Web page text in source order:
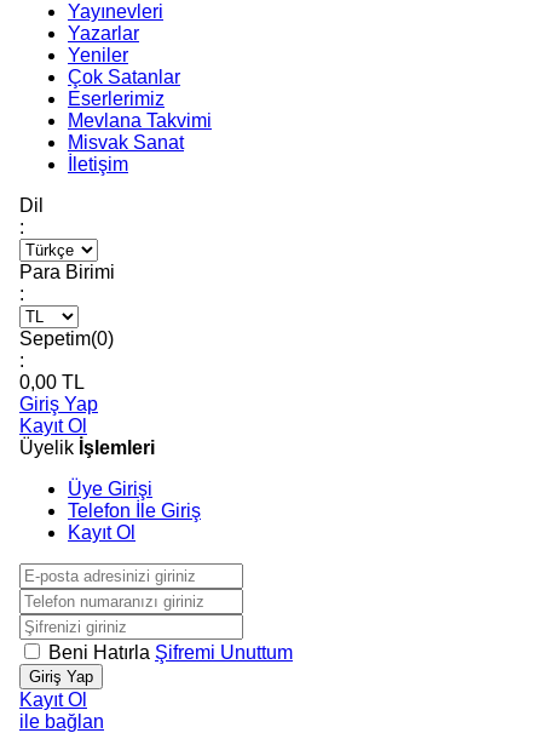
Yayınevleri
Yazarlar
Yeniler
Çok Satanlar
Eserlerimiz
Mevlana Takvimi
Misvak Sanat
İletişim
Dil
:
Para Birimi
:
Sepetim(0)
:
0,00 TL
Giriş Yap
Kayıt Ol
Üyelik İşlemleri
Üye Girişi
Telefon İle Giriş
Kayıt Ol
Beni Hatırla Şifremi Unuttum
Giriş Yap
Kayıt Ol
ile bağlan